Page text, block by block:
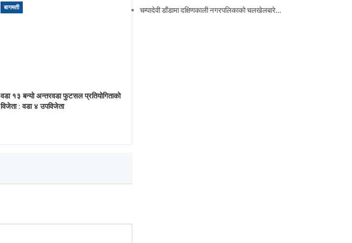
बागमती
वडा १३ बन्यो अन्तरवडा फुटसल प्रतियोगिताको
विजेता : वडा ४ उपविजेता
चम्पादेवी डाँडामा दक्षिणकाली नगरपलिकाको चलखेलबारे…